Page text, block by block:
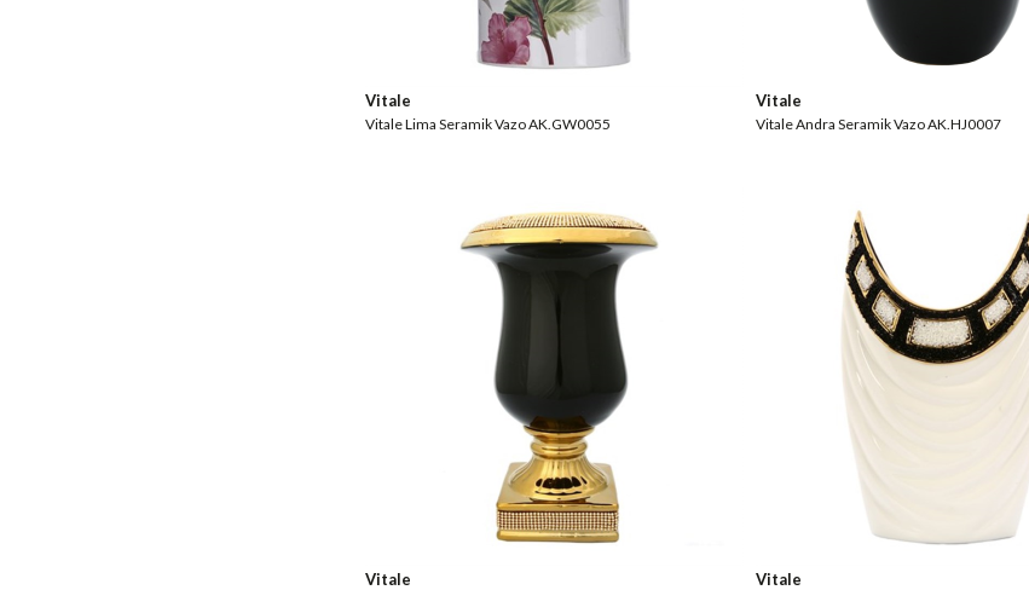
Vitale
Vitale Lima Seramik Vazo AK.GW0055
Vitale
Vitale Andra Seramik Vazo AK.HJ0007
Vitale Vitale